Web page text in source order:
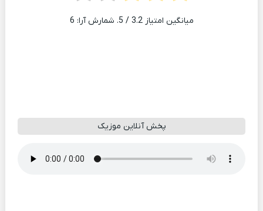
میانگین امتیاز3.2 / 5. شمارش آرا: 6
پخش آنلاین موزیک